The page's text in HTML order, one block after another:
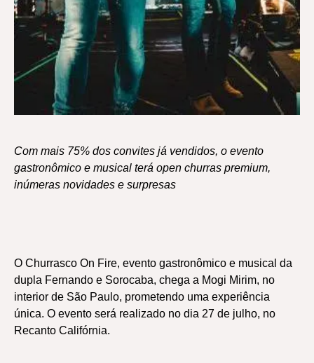
Com mais 75% dos convites já vendidos, o evento
gastronômico e musical terá open churras premium,
inúmeras novidades e surpresas
O Churrasco On Fire, evento gastronômico e musical da
dupla Fernando e Sorocaba, chega a Mogi Mirim, no
interior de São Paulo, prometendo uma experiência
única. O evento será realizado no dia 27 de julho, no
Recanto Califórnia.